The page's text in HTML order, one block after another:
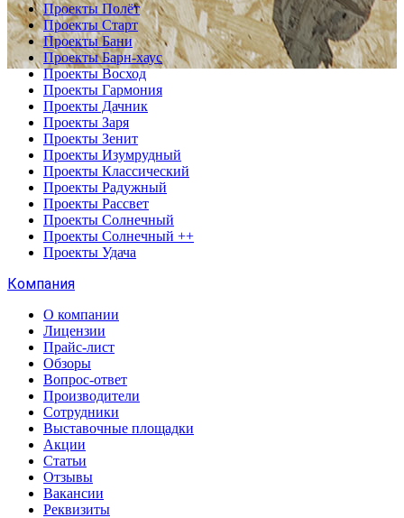
Проекты Полёт
Проекты Старт
Проекты Бани
Проекты Барн-хаус
Проекты Восход
Проекты Гармония
Проекты Дачник
Проекты Заря
Проекты Зенит
Проекты Изумрудный
Проекты Классический
Проекты Радужный
Проекты Рассвет
Проекты Солнечный
Проекты Солнечный ++
Проекты Удача
Компания
О компании
Лицензии
Прайс-лист
Обзоры
Вопрос-ответ
Производители
Сотрудники
Выставочные площадки
Акции
Статьи
Отзывы
Вакансии
Реквизиты